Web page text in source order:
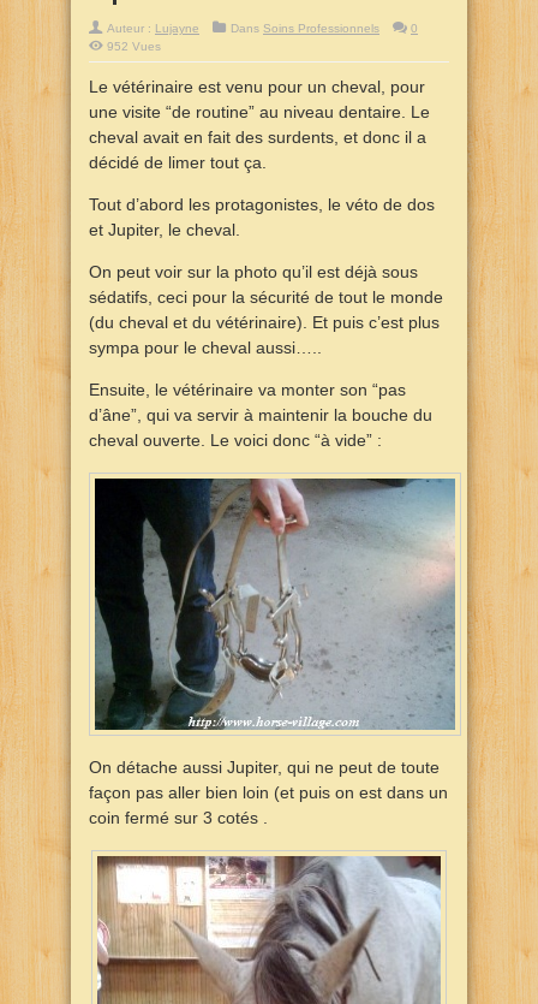
Auteur : Lujayne Dans Soins Professionnels
0
952 Vues
Le vétérinaire est venu pour un cheval, pour
une visite “de routine” au niveau dentaire. Le
cheval avait en fait des surdents, et donc il a
décidé de limer tout ça.
Tout d’abord les protagonistes, le véto de dos
et Jupiter, le cheval.
On peut voir sur la photo qu’il est déjà sous
sédatifs, ceci pour la sécurité de tout le monde
(du cheval et du vétérinaire). Et puis c’est plus
sympa pour le cheval aussi…..
Ensuite, le vétérinaire va monter son “pas
d’âne”, qui va servir à maintenir la bouche du
cheval ouverte. Le voici donc “à vide” :
On détache aussi Jupiter, qui ne peut de toute
façon pas aller bien loin (et puis on est dans un
coin fermé sur 3 cotés .